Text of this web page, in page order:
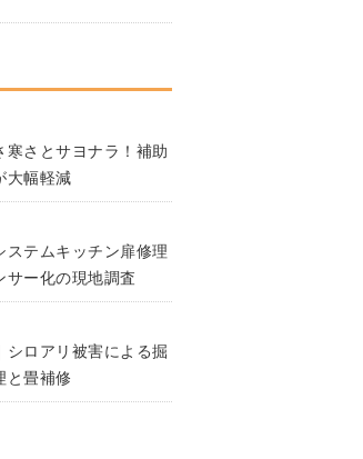
寒さとサヨナラ！補助
大幅軽減
ステムキッチン扉修理
サー化の現地調査
シロアリ被害による掘
と畳補修